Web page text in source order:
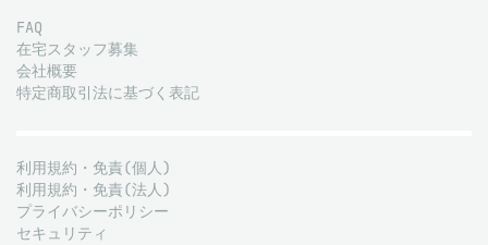
FAQ
在宅スタッフ募集
会社概要
特定商取引法に基づく表記
利用規約・免責(個人)
利用規約・免責(法人)
プライバシーポリシー
セキュリティ